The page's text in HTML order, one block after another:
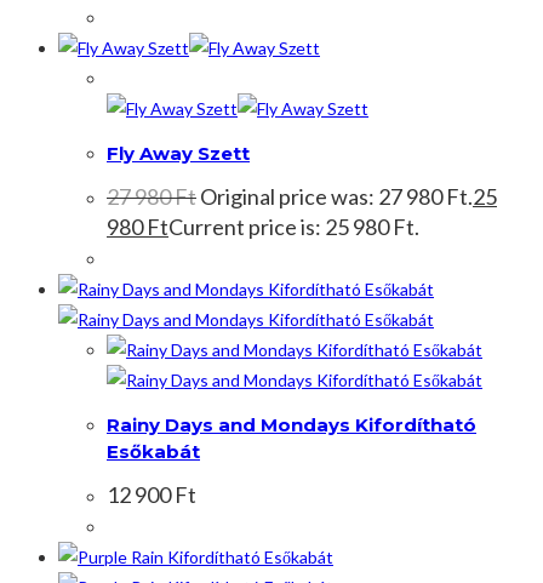
Fly Away Szett
27 980FtOriginal price was: 27 980 Ft.25
980FtCurrent price is: 25 980 Ft.
Rainy Days and Mondays Kifordítható
Esőkabát
12 900Ft